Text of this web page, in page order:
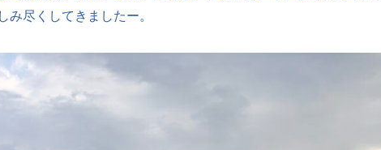
尽くしてきましたー。